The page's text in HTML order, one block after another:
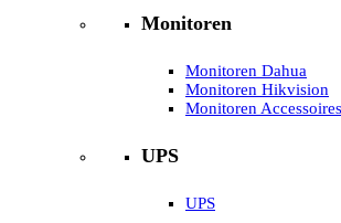
Monitoren
Monitoren Dahua
Monitoren Hikvision
Monitoren Accessoires
UPS
UPS